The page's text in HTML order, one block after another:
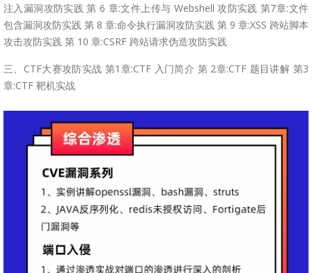
注入漏洞攻防实践 第 6 章:文件上传与 Webshell 攻防实践 第7章:文件
包含漏洞攻防实践 第 8 章:命令执行漏洞攻防实践 第 9 章:XSS 跨站脚本
攻击攻防实践 第 10 章:CSRF 跨站请求伪造攻防实践
三、CTF大赛攻防实战 第1章:CTF 入门简介 第 2章:CTF 题目讲解 第3
章:CTF 靶机实战